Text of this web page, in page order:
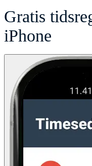
Gratis
iPhone